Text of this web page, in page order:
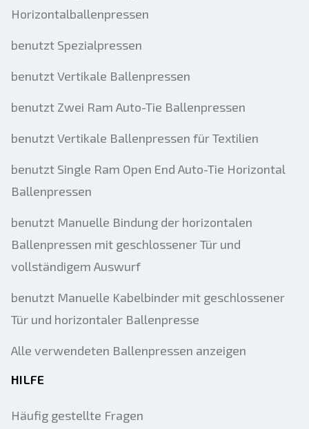
Horizontalballenpressen
benutzt Spezialpressen
benutzt Vertikale Ballenpressen
benutzt Zwei Ram Auto-Tie Ballenpressen
benutzt Vertikale Ballenpressen für Textilien
benutzt Single Ram Open End Auto-Tie Horizontal
Ballenpressen
benutzt Manuelle Bindung der horizontalen
Ballenpressen mit geschlossener Tür und
vollständigem Auswurf
benutzt Manuelle Kabelbinder mit geschlossener
Tür und horizontaler Ballenpresse
Alle verwendeten Ballenpressen anzeigen
HILFE
Häufig gestellte Fragen